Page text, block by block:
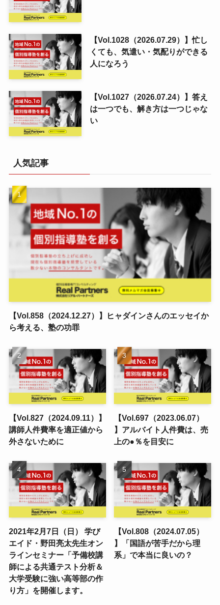
【Vol.1028（2026.07.29）】忙し
くても、気遣い・気配りができる
人になろう
【Vol.1027（2026.07.24）】答え
は一つでも、解き方は一つじゃな
い
人気記事
【Vol.858（2024.12.27）】ヒャダインさんのエッセイか
ら考える、塾の功罪
【Vol.827（2024.09.11）】
講師人件費率を適正値から
外さないために
【Vol.697（2023.06.07）
】アルバイト人件費は、売
上の●％を目安に
2021年2月7日（日） 学び
エイド・野田亮太先生オン
ラインセミナー「予備校講
師による共通テスト分析＆
大学受験に強い高等部の作
り方」を開催します。
【Vol.808（2024.07.05）
】「国語が苦手だから理
系」で本当に良いの？